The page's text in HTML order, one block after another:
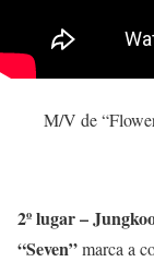
M/V de
2º lugar –
“Seven”marca a